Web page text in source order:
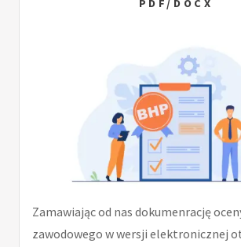
PDF/DOCX
Zamawiając od nas dokumenrację
zawodowego w wersji elektronicznej